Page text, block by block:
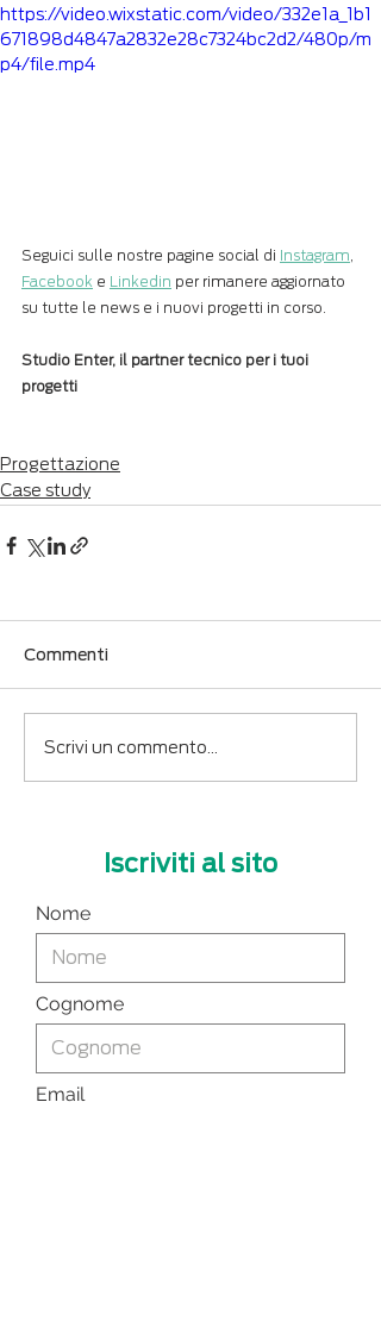
https://video.wixstatic.com/video/332e1a_1b1
671898d4847a2832e28c7324bc2d2/480p/m
p4/file.mp4
Seguici sulle nostre pagine social di Instagram,
Facebook e Linkedin per rimanere aggiornato
su tutte le news e i nuovi progetti in corso.
Studio Enter, il partner tecnico per i tuoi
progetti
Progettazione
Case study
Commenti
Scrivi un commento...
Iscriviti al sito
Nome
Cognome
Email